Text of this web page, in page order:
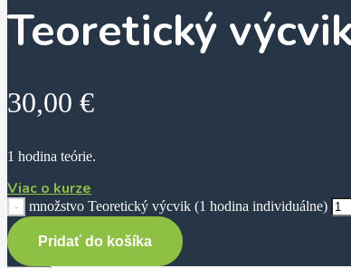
Teoretický
30,00 €
1 hodina teórie.
Viac o kurze
množstvo Teoretický výcvik (1 hodina individuálne)
Pridať do košíka